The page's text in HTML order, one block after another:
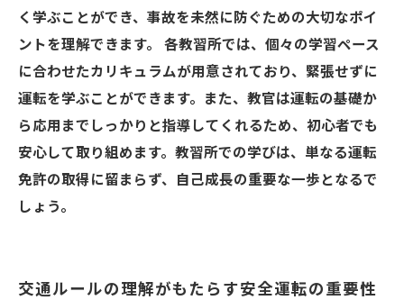
く学ぶことができ、事故を未然に防ぐための大切なポイ
ントを理解できます。 各教習所では、個々の学習ペース
に合わせたカリキュラムが用意されており、緊張せずに
運転を学ぶことができます。また、教官は運転の基礎か
ら応用までしっかりと指導してくれるため、初心者でも
安心して取り組めます。教習所での学びは、単なる運転
免許の取得に留まらず、自己成長の重要な一歩となるで
しょう。
交通ルールの理解がもたらす安全運転の重要性